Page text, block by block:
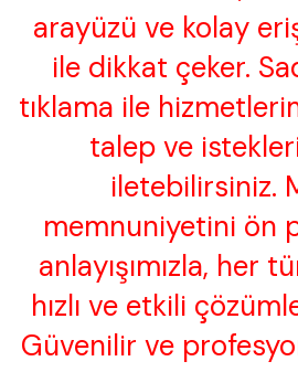
arayüzü ve kolay
ile dikkat çeker.
tıklama ile
talep ve
iletebilirsiniz.
memnuniyetini ön
anlayışımızla, her
hızlı ve etkili
Güvenilir ve